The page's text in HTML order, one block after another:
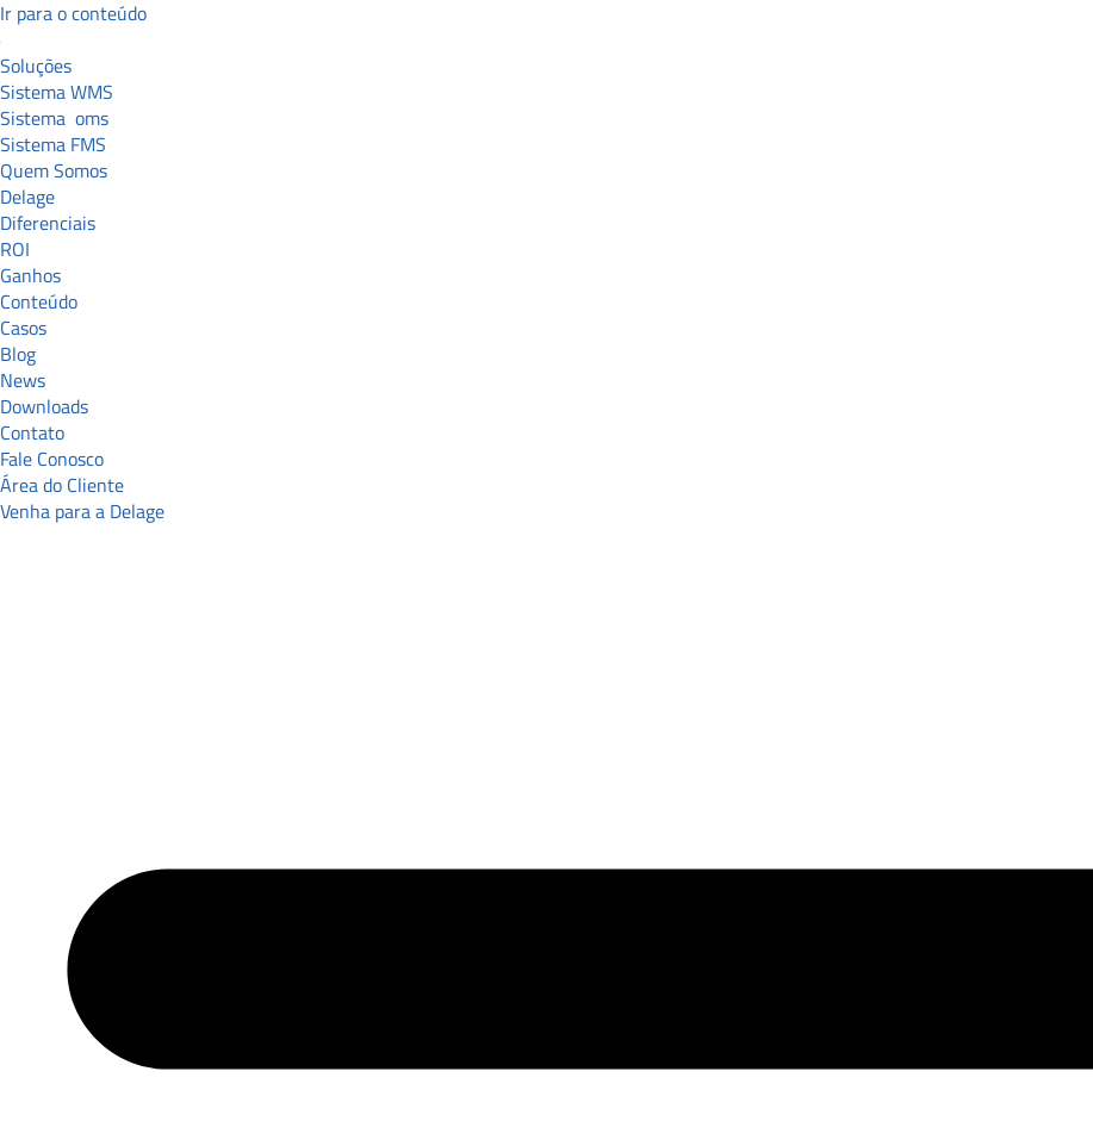
Ir para o conteúdo
Soluções
Sistema WMS
Sistema oms
Sistema FMS
Quem Somos
Delage
Diferenciais
ROI
Ganhos
Conteúdo
Casos
Blog
News
Downloads
Contato
Fale Conosco
Área do Cliente
Venha para a Delage